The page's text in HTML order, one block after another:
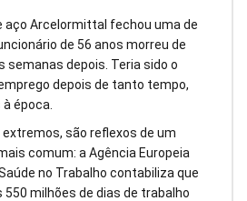
aço Arcelormittal fechou uma de
de 56 anos morreu de
semanas depois. Teria sido o
depois de tanto tempo,
época.
são reflexos de um
comum: a Agência Europeia
no Trabalho contabiliza que
milhões de dias de trabalho